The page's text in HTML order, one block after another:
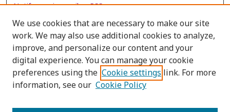
Notify me via email orRSS
Browse
Collections
Disciplines
Authors
We use cookies that are necessary to make our site
work. We may also use additional cookies to analyze,
improve, and personalize our content and your
digital experience. You can manage your cookie
preferences using the Cookie settings link. For more
information, see our Cookie Policy